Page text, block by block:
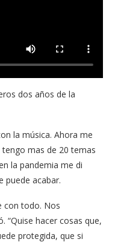
dos años de la
la música. Ahora me
mas de 20 temas
la pandemia me di
puede acabar.
con todo. Nos
“Quise hacer cosas que,
protegida, que si